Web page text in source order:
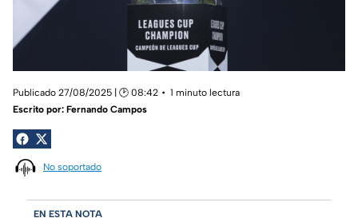
Publicado 27/08/2025 | 🕑 08:42
1 minuto lectura
Escrito por: Fernando Campos
No soportado
EN ESTA NOTA